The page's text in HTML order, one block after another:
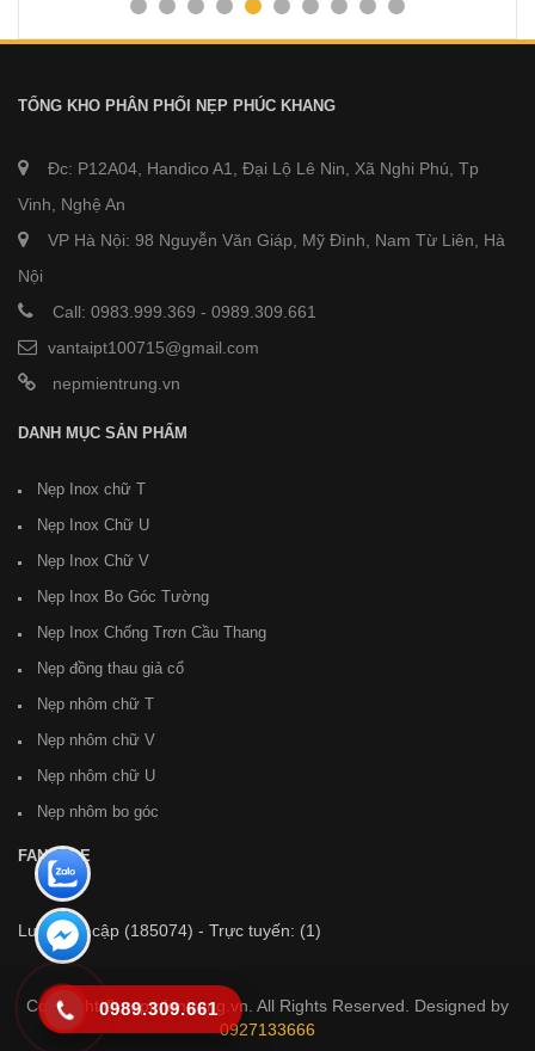
TỔNG KHO PHÂN PHỐI NẸP PHÚC KHANG
Đc: P12A04, Handico A1, Đại Lộ Lê Nin, Xã Nghi Phú, Tp
Vinh, Nghệ An
VP Hà Nội: 98 Nguyễn Văn Giáp, Mỹ Đình, Nam Từ Liên, Hà
Nội
Call: 0983.999.369 - 0989.309.661
vantaipt100715@gmail.com
nepmientrung.vn
DANH MỤC SẢN PHẨM
Nẹp Inox chữ T
Nẹp Inox Chữ U
Nẹp Inox Chữ V
Nẹp Inox Bo Góc Tường
Nẹp Inox Chống Trơn Cầu Thang
Nẹp đồng thau giả cổ
Nẹp nhôm chữ T
Nẹp nhôm chữ V
Nẹp nhôm chữ U
Nẹp nhôm bo góc
FANPAGE
Lượt truy cập (185074) - Trực tuyến: (1)
Copyright © nepmientrung.vn. All Rights Reserved. Designed by
0927133666
0989.309.661